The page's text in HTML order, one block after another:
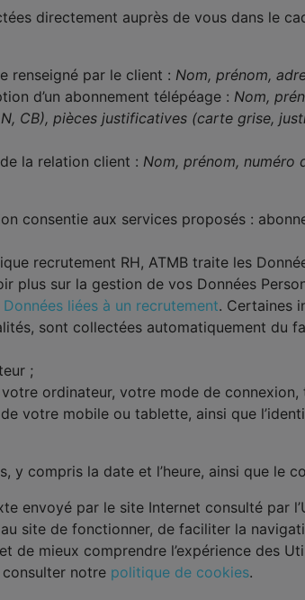
directement auprès de vous dans le
renseigné par le client : Nom, prénom,
d’un abonnement télépéage : Nom,
CB), pièces justificatives (carte grise,
la relation client : Nom, prénom, numéro
consentie aux services proposés :
recrutement RH, ATMB traite les
plus sur la gestion de vos Données
liées à un recrutement. Certaines
sont collectées automatiquement du
;
ordinateur, votre mode de
de votre mobile ou tablette, ainsi que
y compris la date et l’heure, ainsi que le
envoyé par le site Internet consulté par
site de fonctionner, de faciliter la
de mieux comprendre l’expérience des
notre politique de cookies.